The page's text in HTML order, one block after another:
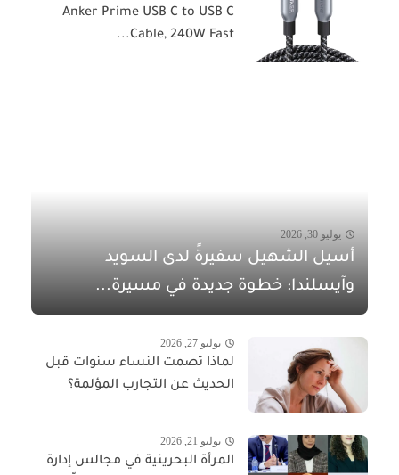
Anker Prime USB C to USB C
Cable, 240W Fast...
يوليو 30, 2026
أسيل الشهيل سفيرةً لدى السويد
وآيسلندا: خطوة جديدة في مسيرة...
يوليو 27, 2026
لماذا تصمت النساء سنوات قبل
الحديث عن التجارب المؤلمة؟
يوليو 21, 2026
المرأة البحرينية في مجالس إدارة